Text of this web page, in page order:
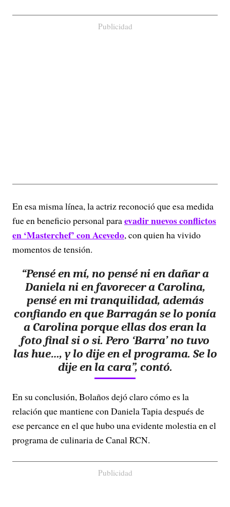
Publicidad
En esa misma línea, la actriz reconoció que esa medida
fue en beneficio personal paraevadir nuevos conflictos
en ‘Masterchef’ con Acevedo, con quien ha vivido
momentos de tensión.
“Pensé en mí, no pensé ni en dañar a
Daniela ni en favorecer a Carolina,
pensé en mi tranquilidad, además
confiando en que Barragán se lo ponía
a Carolina porque ellas dos eran la
foto final si o si. Pero ‘Barra’ no tuvo
las hue…, y lo dije en el programa. Se lo
dije en la cara”, contó.
En su conclusión, Bolaños dejó claro cómo es la
relación que mantiene con Daniela Tapia después de
ese percance en el que hubo una evidente molestia en el
programa de culinaria de Canal RCN.
Publicidad